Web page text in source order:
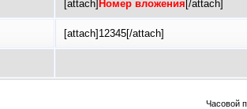
[attach] Номер вложения [/attach]
[attach]12345[/attach]
Часовой